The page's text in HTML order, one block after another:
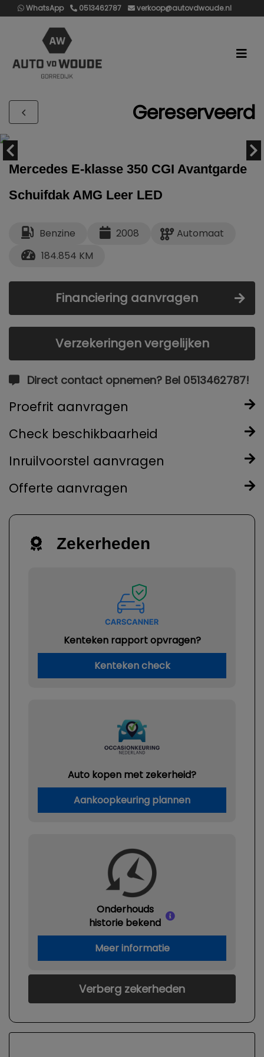
WhatsApp 0513462787 verkoop@autovdwoude.nl
Gereserveerd
Mercedes E-klasse 350 CGI Avantgarde
Schuifdak AMG Leer LED
Benzine 2008
Automaat
184.854 KM
Financiering aanvragen
Verzekeringen vergelijken
Direct contact opnemen? Bel 0513462787!
Proefrit aanvragen
Check beschikbaarheid
Inruilvoorstel aanvragen
Offerte aanvragen
Zekerheden
Kenteken rapport opvragen?
Kenteken check
Auto kopen met zekerheid?
Aankoopkeuring plannen
Onderhouds
historie bekend
Meer informatie
Verberg zekerheden